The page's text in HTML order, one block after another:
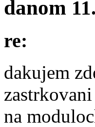
danom
re:
dakujem
na